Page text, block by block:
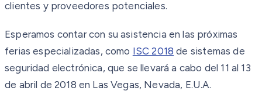
clientes y proveedores potenciales.
Esperamos contar con su asistencia en las próximas
ferias especializadas, como ISC 2018 de sistemas de
seguridad electrónica, que se llevará a cabo del 11 al 13
de abril de 2018 en Las Vegas, Nevada, E.U.A.